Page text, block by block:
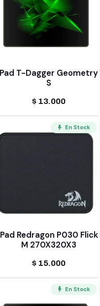
Pad T-Dagger Geometry
S
$ 13.000
En Stock
Pad Redragon P030 Flick
M 270X320X3
$ 15.000
En Stock